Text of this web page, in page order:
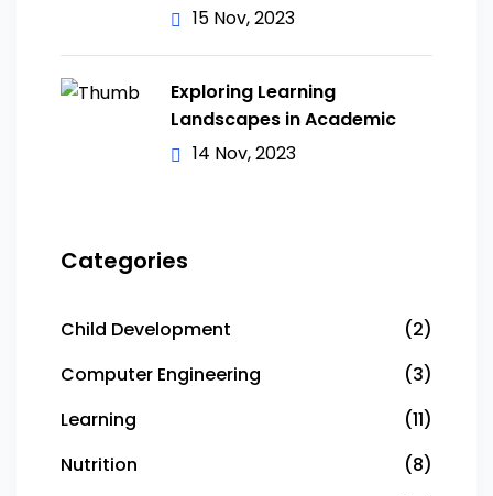
15 Nov, 2023
Exploring Learning
Landscapes in Academic
14 Nov, 2023
Categories
Child Development
(2)
Computer Engineering
(3)
Learning
(11)
Nutrition
(8)